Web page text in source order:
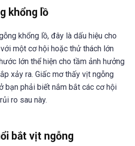
khổng lồ
khổng lồ, đây là dấu hiệu cho
một cơ hội hoặc thử thách lớn
lớn thể hiện cho tầm ảnh hưởng
xảy ra. Giấc mơ thấy vịt ngỗng
bạn phải biết nắm bắt các cơ hội
ro sau này.
bắt vịt ngỗng